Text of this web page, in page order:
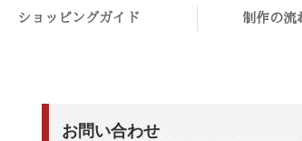
ショッピングガイド 制作の流
お問い合わせ